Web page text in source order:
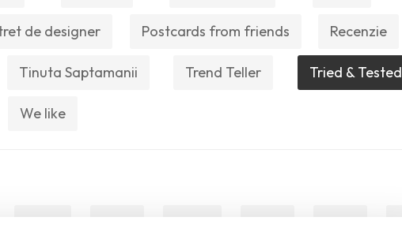
de designer Postcards from friends Recenzie
Tinuta Saptamanii Trend Teller Tried & Tested
We like